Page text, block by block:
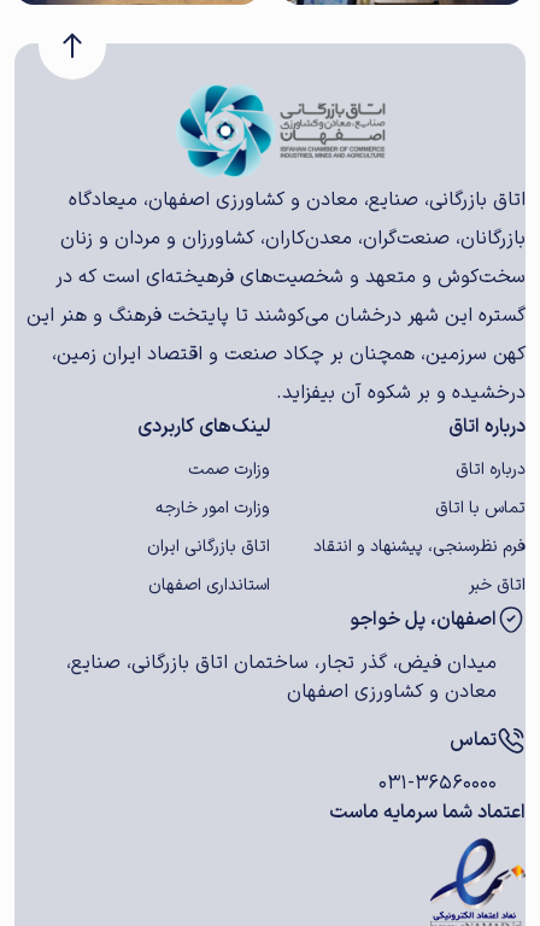
اتاق بازرگانی، صنایع، معادن و کشاورزی اصفهان، میعادگاه
بازرگانان، صنعت‌گران، معدن‌کاران، کشاورزان و مردان و زنان
سخت‌کوش و متعهد و شخصیت‌های فرهیخته‌ای است که در
گستره این شهر درخشان می‌کوشند تا پایتخت فرهنگ و هنر این
کهن سرزمین، همچنان بر چکاد صنعت و اقتصاد ایران زمین،
درخشیده و بر شکوه آن بیفزاید.
درباره اتاق
درباره اتاق
تماس با اتاق
فرم نظرسنجی، پیشنهاد و انتقاد
اتاق خبر
لینک‌های کاربردی
وزارت صمت
وزارت امور خارجه
اتاق بازرگانی ایران
استانداری اصفهان
اصفهان، پل خواجو
میدان فیض، گذر تجار، ساختمان اتاق بازرگانی، صنایع،
معادن و کشاورزی اصفهان
تماس
۰۳۱-۳۶۵۶۰۰۰۰
اعتماد شما سرمایه ماست